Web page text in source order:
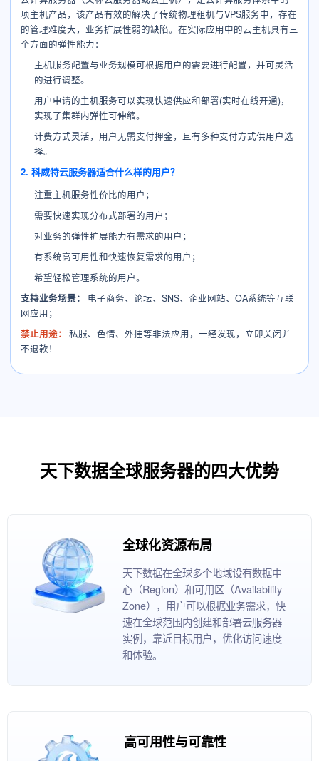
项主机产品，该产品有效的解决了传统物理租机与VPS服务中，存在
的管理难度大，业务扩展性弱的缺陷。在实际应用中的云主机具有三
个方面的弹性能力：
主机服务配置与业务规模可根据用户的需要进行配置，并可灵活
的进行调整。
用户申请的主机服务可以实现快速供应和部署(实时在线开通)，
实现了集群内弹性可伸缩。
计费方式灵活，用户无需支付押金，且有多种支付方式供用户选
择。
2. 科威特云服务器适合什么样的用户？
注重主机服务性价比的用户；
需要快速实现分布式部署的用户；
对业务的弹性扩展能力有需求的用户；
有系统高可用性和快速恢复需求的用户；
希望轻松管理系统的用户。
支持业务场景：
电子商务、论坛、SNS、企业网站、OA系统等互联
网应用；
禁止用途：
私服、色情、外挂等非法应用，一经发现，立即关闭并
不退款！
天下数据全球服务器的四大优势
全球化资源布局
天下数据在全球多个地域设有数据中
心（Region）和可用区（Availability
Zone），用户可以根据业务需求，快
速在全球范围内创建和部署云服务器
实例，靠近目标用户，优化访问速度
和体验。
高可用性与可靠性